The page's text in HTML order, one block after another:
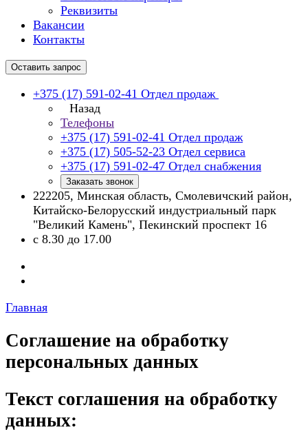
Реквизиты
Вакансии
Контакты
Оставить запрос
+375 (17) 591-02-41 Отдел продаж
Назад
Телефоны
+375 (17) 591-02-41 Отдел продаж
+375 (17) 505-52-23 Отдел сервиса
+375 (17) 591-02-47 Отдел снабжения
Заказать звонок
222205, Минская область, Смолевичский район,
Китайско-Белорусский индустриальный парк
"Великий Камень", Пекинский проспект 16
с 8.30 до 17.00
Главная
Соглашение на обработку
персональных данных
Текст соглашения на обработку
данных: